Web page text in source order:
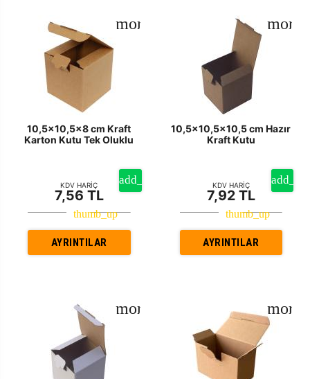
10,5x10,5x8 cm Kraft
Karton Kutu Tek Oluklu
KDV HARİÇ
7,56 TL
AYRINTILAR
10,5x10,5x10,5 cm Hazır
Kraft Kutu
KDV HARİÇ
7,92 TL
AYRINTILAR